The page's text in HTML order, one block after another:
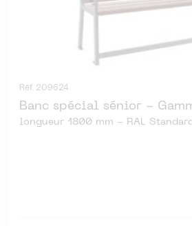
Réf. 209624
Banc spécial sénior -
longueur 1800 mm - RAL Standard